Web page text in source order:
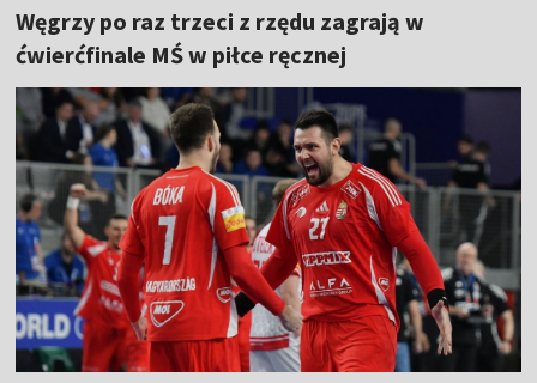
Węgrzy po raz trzeci z rzędu zagrają w
ćwierćfinale MŚ w piłce ręcznej